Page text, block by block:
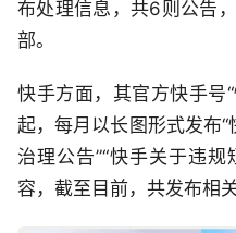
布处理信息，共6则公告
部。
快手方面，其官方快手号
起，每月以长图形式发布
治理公告”“快手关于违
容，截至目前，共发布相